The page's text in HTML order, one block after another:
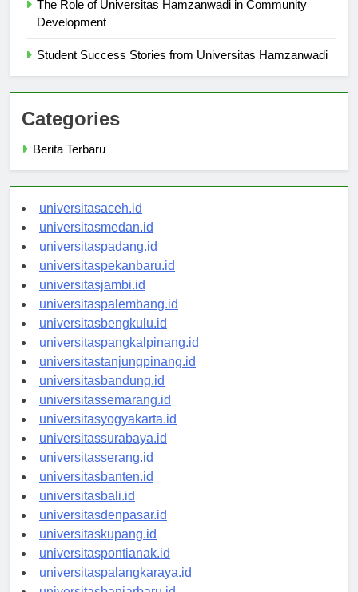
The Role of Universitas Hamzanwadi in Community
Categories
universitasaceh.id
universitasmedan.id
universitaspadang.id
universitaspekanbaru.id
universitasjambi.id
universitaspalembang.id
universitasbengkulu.id
universitaspangkalpinang.id
universitastanjungpinang.id
universitasbandung.id
universitassemarang.id
universitasyogyakarta.id
universitassurabaya.id
universitasserang.id
universitasbanten.id
universitasbali.id
universitasdenpasar.id
universitaskupang.id
universitaspontianak.id
universitaspalangkaraya.id